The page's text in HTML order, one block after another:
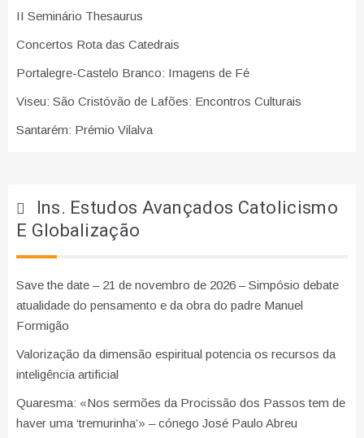
II Seminário Thesaurus
Concertos Rota das Catedrais
Portalegre-Castelo Branco: Imagens de Fé
Viseu: São Cristóvão de Lafões: Encontros Culturais
Santarém: Prémio Vilalva
Ins. Estudos Avançados Catolicismo
E Globalização
Save the date – 21 de novembro de 2026 – Simpósio debate
atualidade do pensamento e da obra do padre Manuel
Formigão
Valorização da dimensão espiritual potencia os recursos da
inteligência artificial
Quaresma: «Nos sermões da Procissão dos Passos tem de
haver uma ‘tremurinha’» – cónego José Paulo Abreu